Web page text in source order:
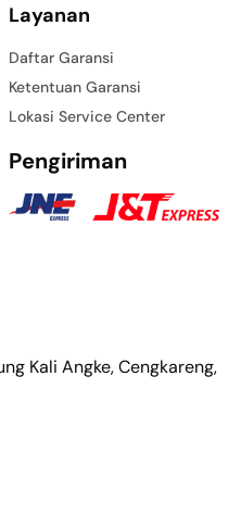
Layanan
Daftar Garansi
Ketentuan Garansi
Lokasi Service Center
Pengiriman
Kali Angke, Cengkareng,